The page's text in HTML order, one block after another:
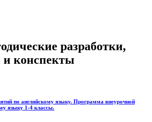
разработки,
и конспекты
по английскому языку. Программа внеурочной
языку 1-4 классы.